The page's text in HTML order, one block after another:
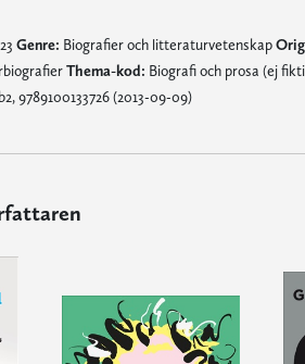
Genre: Biografier och litteraturvetenskap
Thema-kod: Biografi och prosa (ej
9789100133726 (2013-09-09)